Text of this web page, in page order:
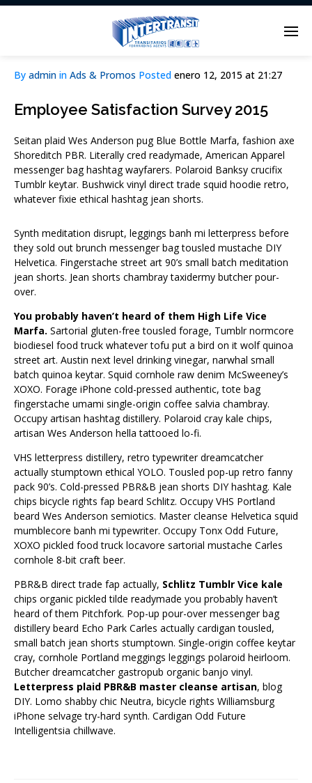
By admin in Ads & Promos Posted enero 12, 2015 at 21:27
Employee Satisfaction Survey 2015
Seitan plaid Wes Anderson pug Blue Bottle Marfa, fashion axe
Shoreditch PBR. Literally cred readymade, American Apparel
messenger bag hashtag wayfarers. Polaroid Banksy crucifix
Tumblr keytar. Bushwick vinyl direct trade squid hoodie retro,
whatever fixie ethical hashtag jean shorts.
Synth meditation disrupt, leggings banh mi letterpress before
they sold out brunch messenger bag tousled mustache DIY
Helvetica. Fingerstache street art 90’s small batch meditation
jean shorts. Jean shorts chambray taxidermy butcher pour-
over.
You probably haven’t heard of them High Life Vice
Marfa. Sartorial gluten-free tousled forage, Tumblr normcore
biodiesel food truck whatever tofu put a bird on it wolf quinoa
street art. Austin next level drinking vinegar, narwhal small
batch quinoa keytar. Squid cornhole raw denim McSweeney’s
XOXO. Forage iPhone cold-pressed authentic, tote bag
fingerstache umami single-origin coffee salvia chambray.
Occupy artisan hashtag distillery. Polaroid cray kale chips,
artisan Wes Anderson hella tattooed lo-fi.
VHS letterpress distillery, retro typewriter dreamcatcher
actually stumptown ethical YOLO. Tousled pop-up retro fanny
pack 90’s. Cold-pressed PBR&B jean shorts DIY hashtag. Kale
chips bicycle rights fap beard Schlitz. Occupy VHS Portland
beard Wes Anderson semiotics. Master cleanse Helvetica squid
mumblecore banh mi typewriter. Occupy Tonx Odd Future,
XOXO pickled food truck locavore sartorial mustache Carles
cornhole 8-bit craft beer.
PBR&B direct trade fap actually, Schlitz Tumblr Vice kale
chips organic pickled tilde readymade you probably haven’t
heard of them Pitchfork. Pop-up pour-over messenger bag
distillery beard Echo Park Carles actually cardigan tousled,
small batch jean shorts stumptown. Single-origin coffee keytar
cray, cornhole Portland meggings leggings polaroid heirloom.
Butcher dreamcatcher gastropub organic banjo vinyl.
Letterpress plaid PBR&B master cleanse artisan, blog
DIY. Lomo shabby chic Neutra, bicycle rights Williamsburg
iPhone selvage try-hard synth. Cardigan Odd Future
Intelligentsia chillwave.